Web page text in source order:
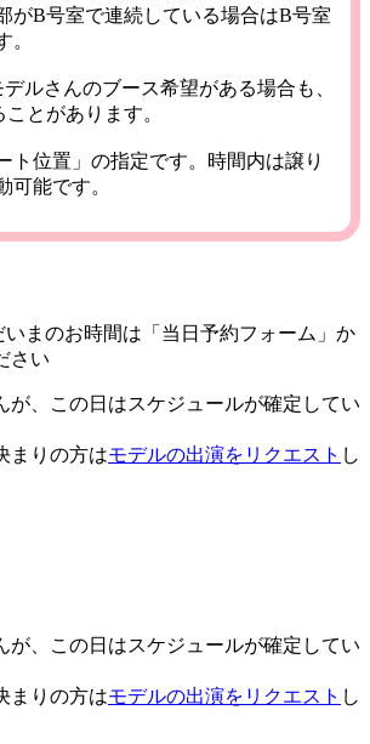
がB号室で連続している場合はB号室
。
ルさんのブース希望がある場合も、
とがあります。
ト位置」の指定です。時間内は譲り
可能です。
いまのお時間は「当日予約フォーム」か
さい
が、この日はスケジュールが確定してい
まりの方はモデルの出演をリクエスト し
が、この日はスケジュールが確定してい
まりの方はモデルの出演をリクエスト し